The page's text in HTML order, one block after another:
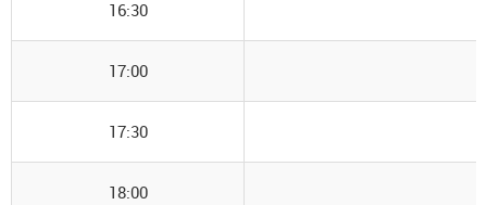
16:30
17:00
17:30
18:00